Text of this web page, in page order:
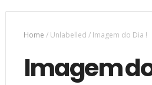
Home /Unlabelled / Imagem do Dia !
Imagem